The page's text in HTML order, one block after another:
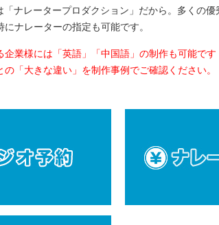
「ナレータープロダクション」だから。多くの優
ナレーターの指定も可能です。
業様には「英語」「中国語」の制作も可能です
「大きな違い」を制作事例でご確認ください。